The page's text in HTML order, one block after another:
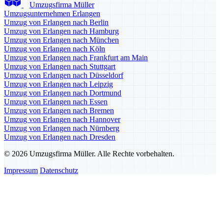
Umzugsfirma Müller
Umzugsunternehmen Erlangen
Umzug von Erlangen nach Berlin
Umzug von Erlangen nach Hamburg
Umzug von Erlangen nach München
Umzug von Erlangen nach Köln
Umzug von Erlangen nach Frankfurt am Main
Umzug von Erlangen nach Stuttgart
Umzug von Erlangen nach Düsseldorf
Umzug von Erlangen nach Leipzig
Umzug von Erlangen nach Dortmund
Umzug von Erlangen nach Essen
Umzug von Erlangen nach Bremen
Umzug von Erlangen nach Hannover
Umzug von Erlangen nach Nürnberg
Umzug von Erlangen nach Dresden
© 2026 Umzugsfirma Müller. Alle Rechte vorbehalten.
Impressum Datenschutz